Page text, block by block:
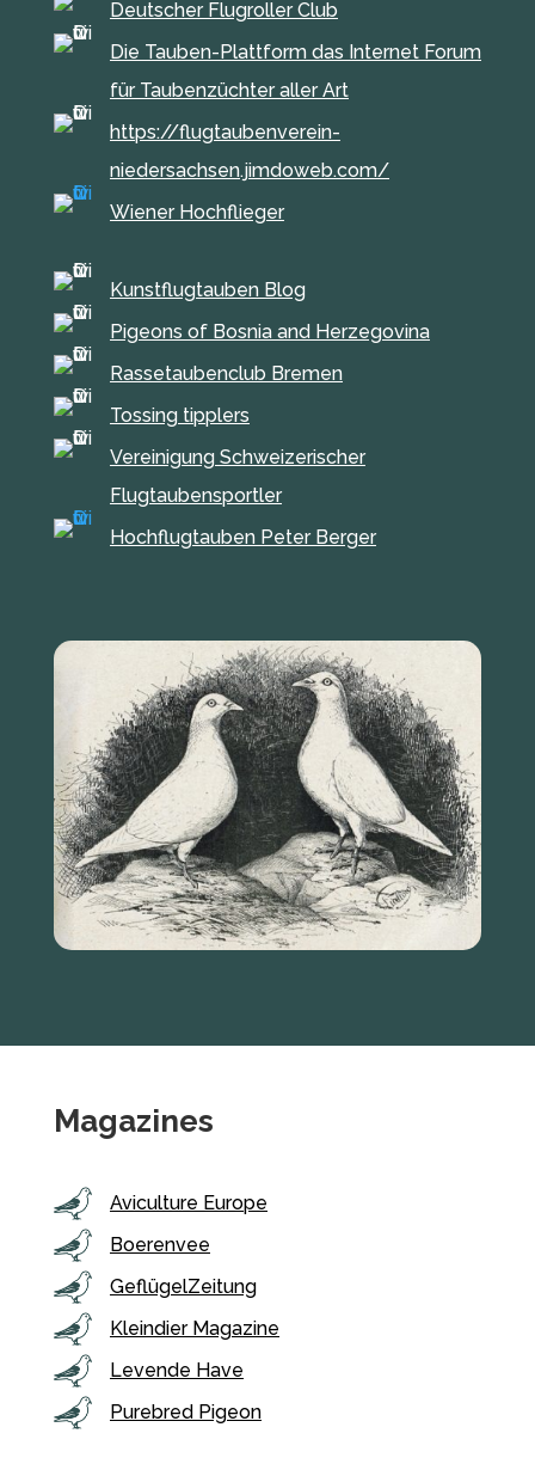
Deutscher Flugroller Club
Die Tauben-Plattform das Internet Forum
für Taubenzüchter aller Art
https://flugtaubenverein-
niedersachsen.jimdoweb.com/
Wiener Hochflieger
Kunstflugtauben Blog
Pigeons of Bosnia and Herzegovina
Rassetaubenclub Bremen
Tossing tipplers
Vereinigung Schweizerischer
Flugtaubensportler
Hochflugtauben Peter Berger
Magazines
Aviculture Europe
Boerenvee
GeflügelZeitung
Kleindier Magazine
Levende Have
Purebred Pigeon